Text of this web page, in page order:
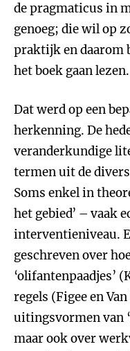
de pragmaticus in
genoeg; die wil op
praktijk en daarom
het boek gaan lezen.
Dat werd op een
herkenning. De
veranderkundige
termen uit de
Soms enkel in
het gebied’ – vaak
interventieniveau.
geschreven over
‘olifantenpaadjes’
regels (Figee en
uitingsvormen van
maar ook over